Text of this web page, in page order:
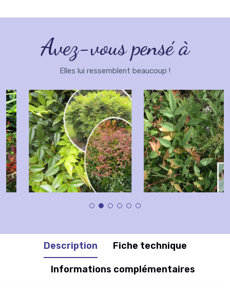
Avez-vous pensé à
Elles lui ressemblent beaucoup !
Description Fiche technique
Informations complémentaires